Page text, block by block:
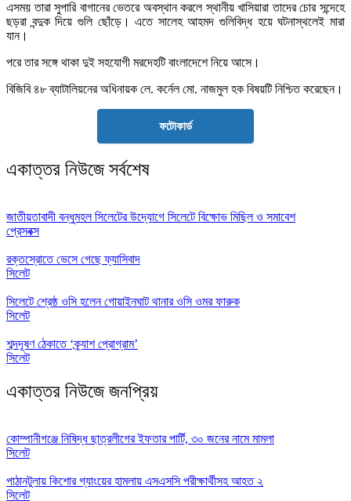
এসময় তারা সুপারি বাগানের ভেতরে অবস্থান করলে স্থানীয় খাসিয়ারা তাদের চোর সন্দেহে
ছড়রা বন্দুক দিয়ে গুলি ছোঁড়ে। এতে সালেহ আহমদ গুলিবিদ্ধ হয়ে ঘটনাস্থলেই মারা
যান।
পরে তার সঙ্গে থাকা দুই সহযোগী মরদেহটি বাংলাদেশে নিয়ে আসে।
বিজিবি ৪৮ ব্যাটালিয়নের অধিনায়ক লে. কর্নেল মো. নাজমুল হক বিষয়টি নিশ্চিত করেছেন।
ফটোকার্ড
একাত্তর নিউজে সর্বশেষ
জাতীয়তাবাদী বন্ধুমহল সিলেটের উদ্যোগে সিলেটে বিক্ষোভ মিছিল ও সমাবেশ
প্রেসবক্স
রক্তস্রোতে ভেসে গেছে ফ্যাসিবাদ
সিলেট
সিলেটে শ্রেষ্ঠ ওসি হলেন গোয়াইনঘাট থানার ওসি ওমর ফারুক
সিলেট
শব্দদূষণ ঠেকাতে ‘ক্র্যাশ প্রোগ্রাম’
সিলেট
একাত্তর নিউজে জনপ্রিয়
কোম্পানীগঞ্জে নিষিদ্ধ ছাত্রলীগের ইফতার পার্টি, ৩০ জনের নামে মামলা
সিলেট
পাঠানটুলায় কিশোর গ্যাংয়ের হামলায় এসএসসি পরীক্ষার্থীসহ আহত ২
সিলেট